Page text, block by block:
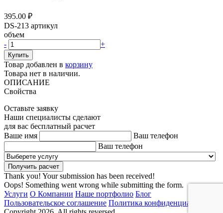
395.00 ₽
DS-213 артикул
объем
-
+
Товар добавлен в корзину
Товара нет в наличии.
ОПИСАНИЕ
Свойства
Оставьте заявку
Наши специалисты сделают
для вас бесплатный расчет
Ваше имя
Ваш телефон
Ваш телефон
Thank you! Your submission has been received!
Oops! Something went wrong while submitting the form.
Услуги О Компании Наше портфолио Блог
Пользовательское соглашение Политика конфиденциальности